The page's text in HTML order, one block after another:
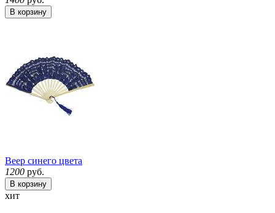
В корзину
Веер синего цвета
1200 руб.
В корзину
хит